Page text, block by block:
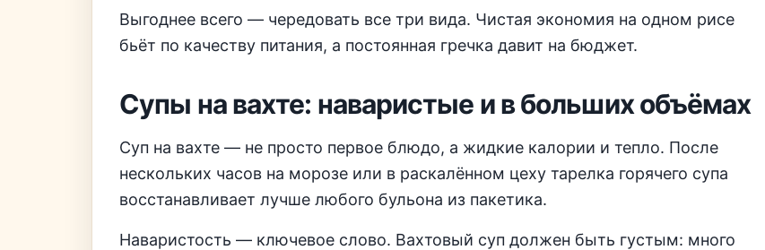
Выгоднее всего — чередовать все три вида. Чистая экономия на одном рисе
бьёт по качеству питания, а постоянная гречка давит на бюджет.
Супы на вахте: наваристые и в больших объёмах
Суп на вахте — не просто первое блюдо, а жидкие калории и тепло. После
нескольких часов на морозе или в раскалённом цеху тарелка горячего супа
восстанавливает лучше любого бульона из пакетика.
Наваристость — ключевое слово. Вахтовый суп должен быть густым: много